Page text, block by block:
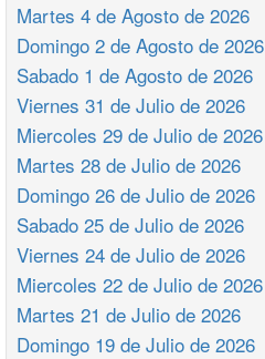
Martes 4 de Agosto de 2026
Domingo 2 de Agosto de 2026
Sabado 1 de Agosto de 2026
Viernes 31 de Julio de 2026
Miercoles 29 de Julio de 2026
Martes 28 de Julio de 2026
Domingo 26 de Julio de 2026
Sabado 25 de Julio de 2026
Viernes 24 de Julio de 2026
Miercoles 22 de Julio de 2026
Martes 21 de Julio de 2026
Domingo 19 de Julio de 2026